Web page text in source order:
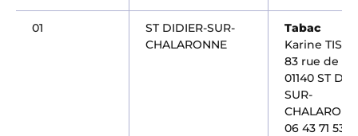
01
ST DIDIER-SUR-
CHALARONNE
Tabac
Karine
83 rue de
01140 ST
SUR-
06 43 71 53